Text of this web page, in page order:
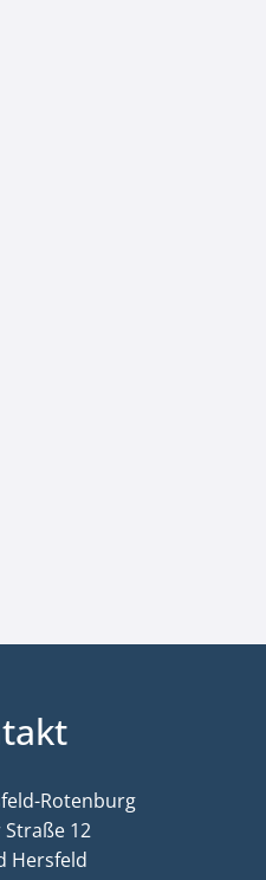
Rotenburg
12
Hersfeld